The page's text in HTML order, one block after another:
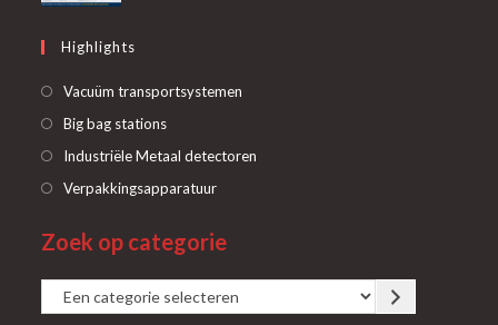
Highlights
Vacuüm transportsystemen
Big bag stationsOpent
in
Industriële Metaal detectoren
VerpakkingsapparatuurOpent
een
tab
Zoek op categorie
Een
categorie